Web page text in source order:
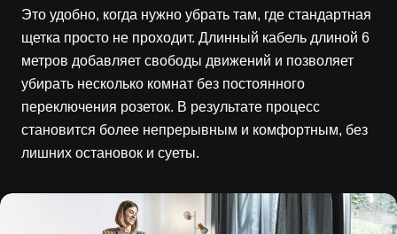
Это удобно, когда нужно убрать там, где стандартная
щетка просто не проходит. Длинный кабель длиной 6
метров добавляет свободы движений и позволяет
убирать несколько комнат без постоянного
переключения розеток. В результате процесс
становится более непрерывным и комфортным, без
лишних остановок и суеты.